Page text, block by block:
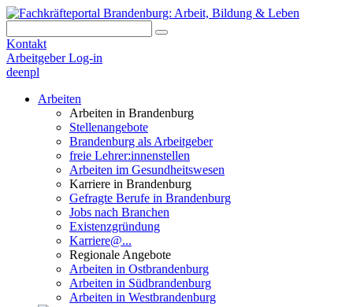
Kontakt
Arbeitgeber Log-in
deenpl
Arbeiten
Arbeiten in Brandenburg
Stellenangebote
Brandenburg als Arbeitgeber
freie Lehrer:innenstellen
Arbeiten im Gesundheitswesen
Karriere in Brandenburg
Gefragte Berufe in Brandenburg
Jobs nach Branchen
Existenzgründung
Karriere@...
Regionale Angebote
Arbeiten in Ostbrandenburg
Arbeiten in Südbrandenburg
Arbeiten in Westbrandenburg